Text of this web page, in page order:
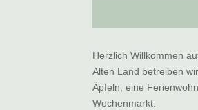
Herzlich Willkommen
Alten Land betreiben
Äpfeln, eine
Wochenmarkt.